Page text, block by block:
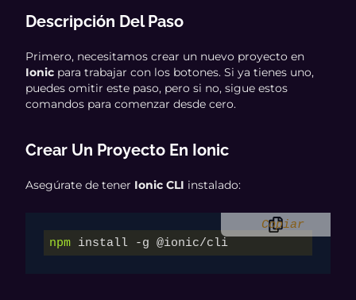
Descripción Del Paso
Primero, necesitamos crear un nuevo proyecto en
Ionic para trabajar con los botones. Si ya tienes uno,
puedes omitir este paso, pero si no, sigue estos
comandos para comenzar desde cero.
Crear Un Proyecto En Ionic
Asegúrate de tener Ionic CLI instalado:
Copiar
npm install -g @ionic/cli